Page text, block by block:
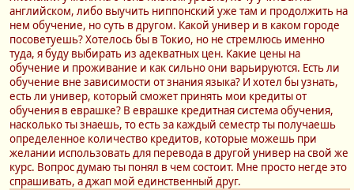
английском, либо выучить ниппонский уже там и продолжить на
нем обучение, но суть в другом. Какой универ и в каком городе
посоветуешь? Хотелось бы в Токио, но не стремлюсь именно
туда, я буду выбирать из адекватных цен. Какие цены на
обучение и проживание и как сильно они варьируются. Есть ли
обучение вне зависимости от знания языка? И хотел бы узнать,
есть ли универ, который сможет принять мои кредиты от
обучения в eвpaшкe? В eвpaшкe кредитная система обучения,
насколько ты знаешь, то есть за каждый семестр ты получаешь
определенное количество кредитов, которые можешь при
желании использовать для перевода в другой универ на свой же
курс. Вопрос думаю ты понял в чем состоит. Мне просто негде это
спрашивать, а джап мой единственный друг.